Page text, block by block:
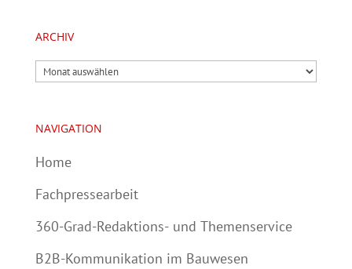
ARCHIV
Archiv
NAVIGATION
Home
Fachpressearbeit
360-Grad-Redaktions- und Themenservice
B2B-Kommunikation im Bauwesen